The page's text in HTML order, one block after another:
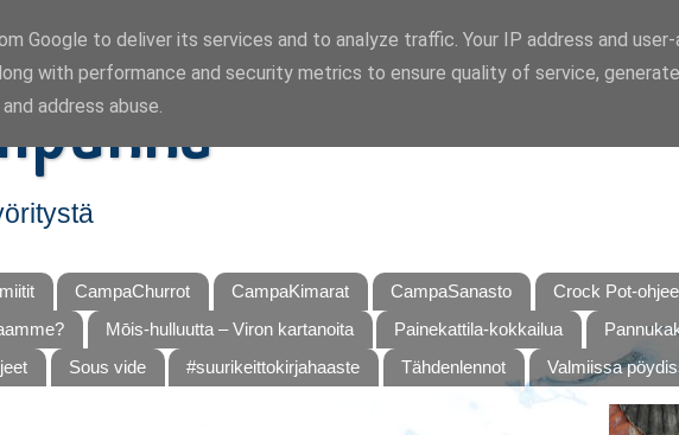
CampaChurrot CampaKimarat CampaSanasto
Crock Pot-
Mōis-hulluutta – Viron kartanoita Painekattila-kokkailua
Sous vide #suurikeittokirjahaaste Tähdenlennot Valmiissa
Google to deliver its services and to analyze traffic. Your IP address and
with performance and security metrics to ensure quality of service,
address abuse.